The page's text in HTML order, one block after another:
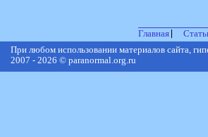
Главная
При любом использовании материалов сайта,
2007 - 2026 © paranormal.org.ru